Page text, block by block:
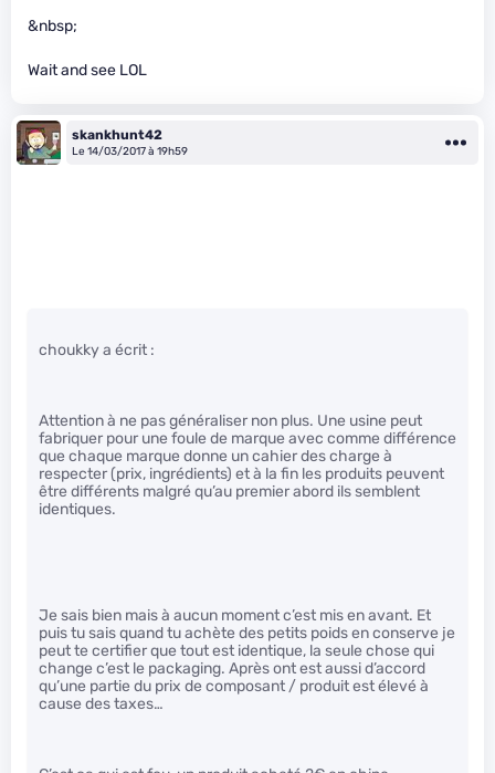
&nbsp;
Wait and see LOL
skankhunt42
Le 14/03/2017 à 19h59
choukky a écrit :
Attention à ne pas généraliser non plus. Une usine peut
fabriquer pour une foule de marque avec comme différence
que chaque marque donne un cahier des charge à
respecter (prix, ingrédients) et à la fin les produits peuvent
être différents malgré qu’au premier abord ils semblent
identiques.
Je sais bien mais à aucun moment c’est mis en avant. Et
puis tu sais quand tu achète des petits poids en conserve je
peut te certifier que tout est identique, la seule chose qui
change c’est le packaging. Après ont est aussi d’accord
qu’une partie du prix de composant / produit est élevé à
cause des taxes…